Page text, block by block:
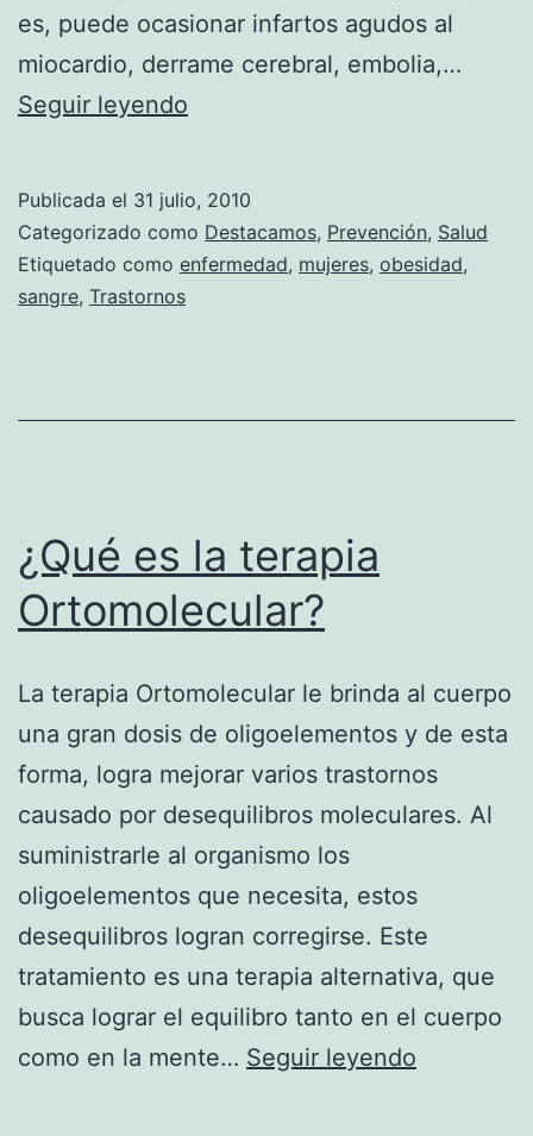
es, puede ocasionar infartos agudos al
miocardio, derrame cerebral, embolia,…
Seguir leyendo
Diabetes
Publicada el 31 julio, 2010
Categorizado como Destacamos, Prevención, Salud
Etiquetado como enfermedad, mujeres, obesidad,
sangre, Trastornos
¿Qué es la terapia
Ortomolecular?
La terapia Ortomolecular le brinda al cuerpo
una gran dosis de oligoelementos y de esta
forma, logra mejorar varios trastornos
causado por desequilibros moleculares. Al
suministrarle al organismo los
oligoelementos que necesita, estos
desequilibros logran corregirse. Este
tratamiento es una terapia alternativa, que
busca lograr el equilibro tanto en el cuerpo
como en la mente… Seguir leyendo